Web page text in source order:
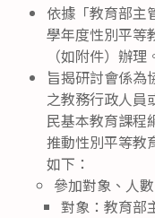
依據「教育部主
學年度性別平等
（如附件）辦理
旨揭研討會係為
之教務行政人員
民基本教育課程
推動性別平等教
如下：
參加對象、人數
對象：教育部